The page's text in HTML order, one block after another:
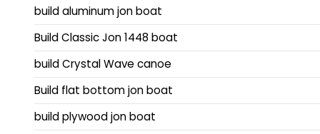
build aluminum jon boat
Build Classic Jon 1448 boat
build Crystal Wave canoe
Build flat bottom jon boat
build plywood jon boat